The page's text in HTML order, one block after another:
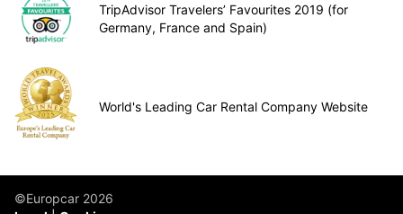
TripAdvisor Travelers’ Favourites 2019 (for
Germany, France and Spain)
World's Leading Car Rental Company Website
©Europcar 2026